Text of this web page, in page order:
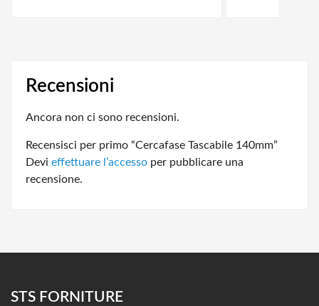
Recensioni
Ancora non ci sono recensioni.
Recensisci per primo “Cercafase Tascabile 140mm”
Devi effettuare l’accesso per pubblicare una
recensione.
STS FORNITURE